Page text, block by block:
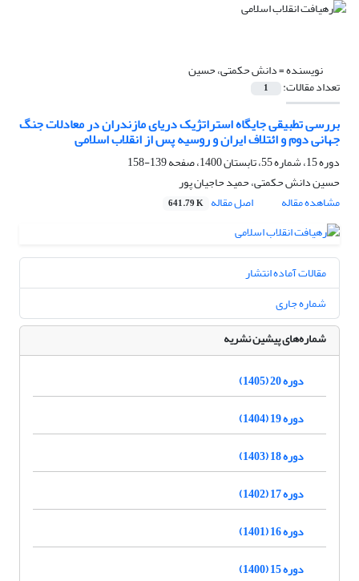
نویسنده =دانش حکمتی، حسین
تعداد مقالات: 1
بررسی تطبیقی جایگاه استراتژیک دریای مازندران در معادلات جنگ
جهانی دوم و ائتلاف ایران و روسیه پس از انقلاب اسلامی
دوره 15، شماره 55، تابستان 1400، صفحه
139-158
حسین دانش حکمتی، حمید حاجیان پور
مشاهده مقاله
اصل مقاله 641.79 K
مقالات آماده انتشار
شماره جاری
شماره‌های پیشین نشریه
دوره 20 (1405)
دوره 19 (1404)
دوره 18 (1403)
دوره 17 (1402)
دوره 16 (1401)
دوره 15 (1400)